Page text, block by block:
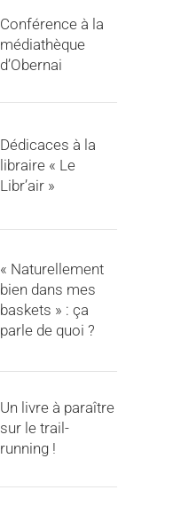
Conférence à la
médiathèque
d’Obernai
Dédicaces à la
libraire « Le
Libr’air »
« Naturellement
bien dans mes
baskets » : ça
parle de quoi ?
Un livre à paraître
sur le trail-
running !